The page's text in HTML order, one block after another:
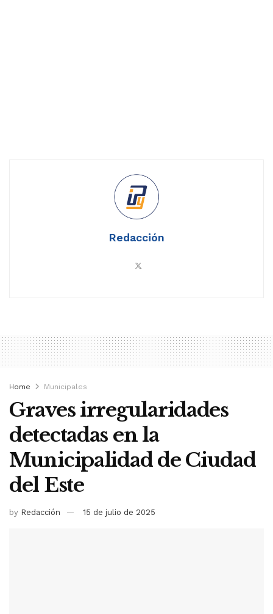
Redacción
Home Municipales
Graves irregularidades
detectadas en la
Municipalidad de Ciudad
del Este
by Redacción 15 de julio de 2025